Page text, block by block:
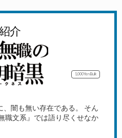
介
1,000YenBulk
闇も無い存在である。 そん
職文系』では語り尽くせなか